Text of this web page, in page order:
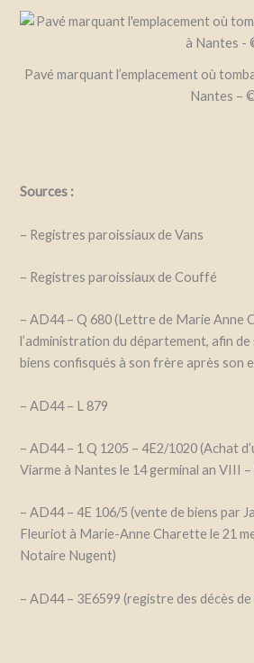
Pavé marquant l’emplacement où
Nantes –
Sources :
– Registres paroissiaux de Vans
– Registres paroissiaux de Couffé
– AD44 – Q 680 (Lettre de Marie Anne
l’administration du département, afin
biens confisqués à son frère après son
– AD44 – L 879
– AD44 – 1 Q 1205 – 4E2/1020 (Achat
Viarme à Nantes le 14 germinal an VIII
– AD44 – 4E 106/5 (vente de biens par
Fleuriot à Marie-Anne Charette le 21
Notaire Nugent)
– AD44 – 3E6599 (registre des décès